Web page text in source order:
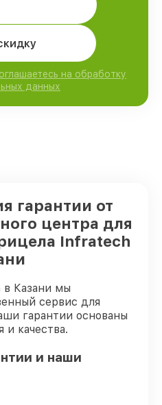
на обработку
данных
гарантии от
центра для
Infratech
Казани мы
сервис для
гарантии основаны
и качества.
и наши